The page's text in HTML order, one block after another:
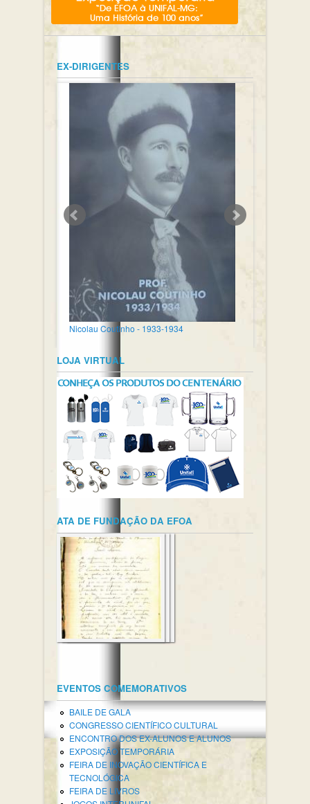
EX-DIRIGENTES
Nicolau Coutinho - 1933-1934
LOJA VIRTUAL
ATA DE FUNDAÇÃO DA EFOA
EVENTOS COMEMORATIVOS
BAILE DE GALA
CONGRESSO CIENTÍFICO CULTURAL
ENCONTRO DOS EX-ALUNOS E ALUNOS
EXPOSIÇÃO TEMPORÁRIA
FEIRA DE INOVAÇÃO CIENTÍFICA E
TECNOLÓGICA
FEIRA DE LIVROS